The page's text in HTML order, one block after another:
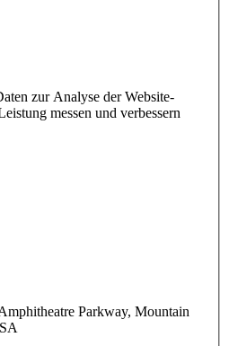
zur Analyse der Website-
messen und verbessern
Parkway, Mountain